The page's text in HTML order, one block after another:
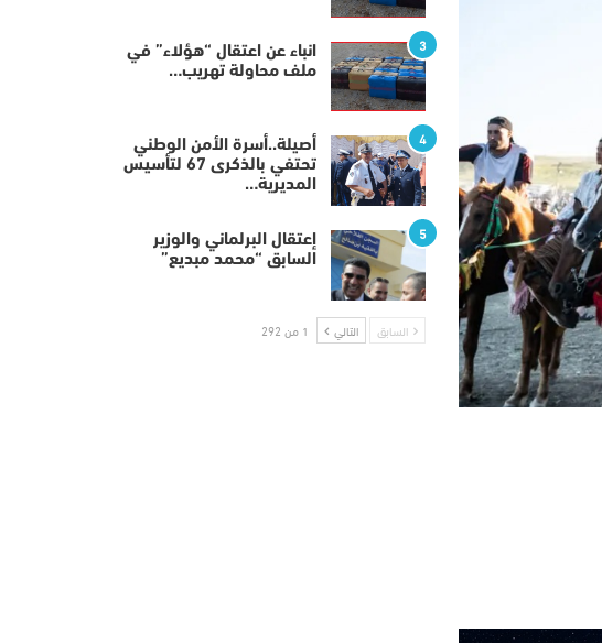
3
انباء عن اعتقال “هؤلاء” في
ملف محاولة تهريب…
4
أصيلة..أسرة الأمن الوطني
تحتفي بالذكرى 67 لتأسيس
المديرية…
5
إعتقال البرلماني والوزير
السابق “محمد مبديع”
السابق التالي 1 من 292